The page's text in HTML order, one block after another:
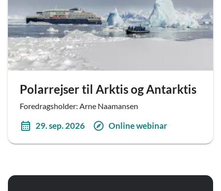
Polarrejser til Arktis og Antarktis
Foredragsholder: Arne Naamansen
29. sep. 2026 Online webinar